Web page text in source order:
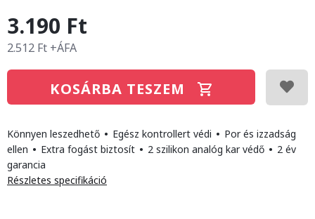
3.190 Ft
2.512 Ft +ÁFA
KOSÁRBA TESZEM
Könnyen leszedhető • Egész kontrollert védi • Por és izzadság
ellen • Extra fogást biztosít • 2 szilikon analóg kar védő • 2 év
garancia
Részletes specifikáció